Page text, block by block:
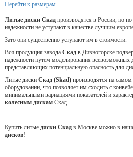
Перейти к размерам
Литые диски Скад производятся в России, но
надежности не уступают в качестве лучшим
Зато они существенно уступают им в стоимости.
Вся продукция завода Скад в Дивногорске
надежности путем моделирования всевозможных
представляющих потенциальную опасность для
Литые диски Скад (Skad) производятся на
оборудовании, что позволяет им сходить с
минимальными вариациями показателей и
колесным дискам Скад.
Купить литые диски Скад в Москве можно в
дисков!